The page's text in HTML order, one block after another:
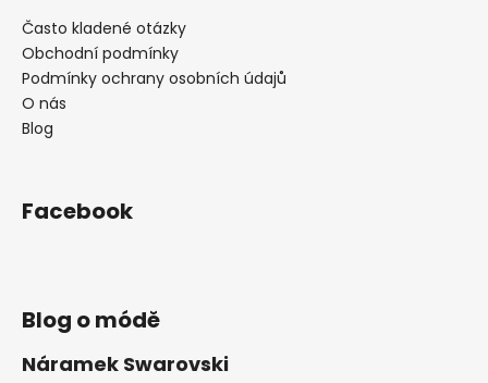
Často kladené otázky
Obchodní podmínky
Podmínky ochrany osobních údajů
O nás
Blog
Facebook
Blog o módě
Náramek Swarovski